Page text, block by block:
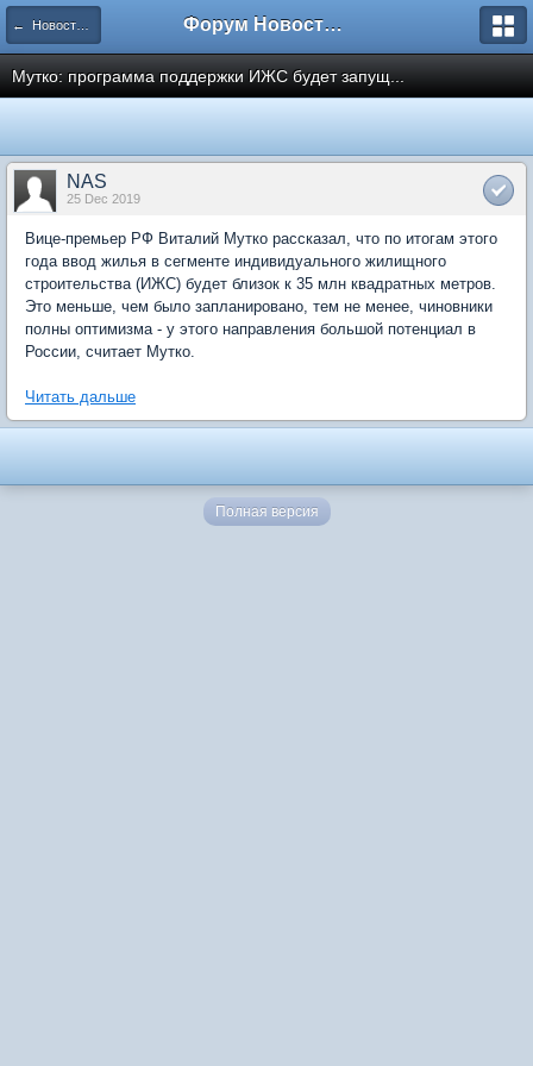
← Новости рынка недвижимости Форум Новостройки
Мутко: программа поддержки ИЖС будет запущ...
NAS
25 Dec 2019
Вице-премьер РФ Виталий Мутко рассказал, что по итогам этого
года ввод жилья в сегменте индивидуального жилищного
строительства (ИЖС) будет близок к 35 млн квадратных метров.
Это меньше, чем было запланировано, тем не менее, чиновники
полны оптимизма - у этого направления большой потенциал в
России, считает Мутко.
Читать дальше
Полная версия